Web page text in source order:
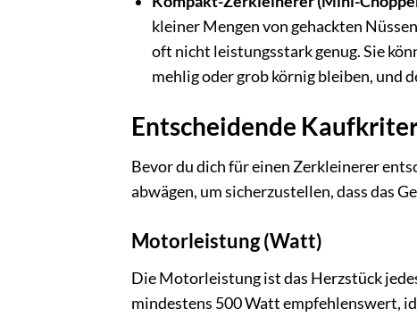
kleiner Mengen von gehackten
oft nicht leistungsstark genug. Sie
mehlig oder grob körnig bleiben, und
Entscheidende
Bevor du dich für einen Zerkleinerer
abwägen, um sicherzustellen, dass das
Motorleistung (Watt)
Die Motorleistung ist das Herzstück
mindestens 500 Watt empfehlenswert,